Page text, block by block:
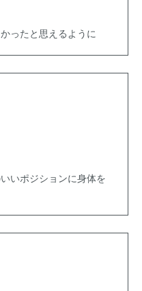
ったと思えるように
いポジションに身体を